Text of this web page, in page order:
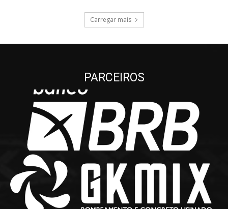
Carregar mais
PARCEIROS